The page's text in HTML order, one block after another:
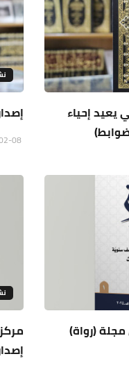
يعيد إحياء
(رواة)